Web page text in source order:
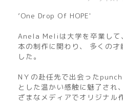
’One Drop Of HOPE'
Anela Meliは大学を卒業して
本の制作に関わり、 多くの
した。
NＹの赴任先で出会った
とした温かい感触に魅了され
ざまなメディアでオリジナル